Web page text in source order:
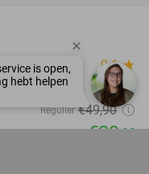
9.1star
Regulier €49,90
€29,90